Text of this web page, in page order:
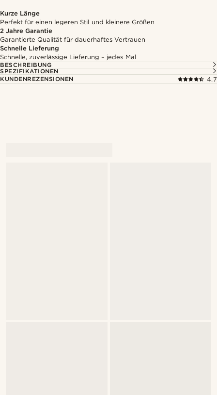
Kurze Länge
Perfekt für einen legeren Stil und kleinere Größen
2 Jahre Garantie
Garantierte Qualität für dauerhaftes Vertrauen
Schnelle Lieferung
Schnelle, zuverlässige Lieferung – jedes Mal
BESCHREIBUNG
SPEZIFIKATIONEN
KUNDENREZENSIONEN
4.7